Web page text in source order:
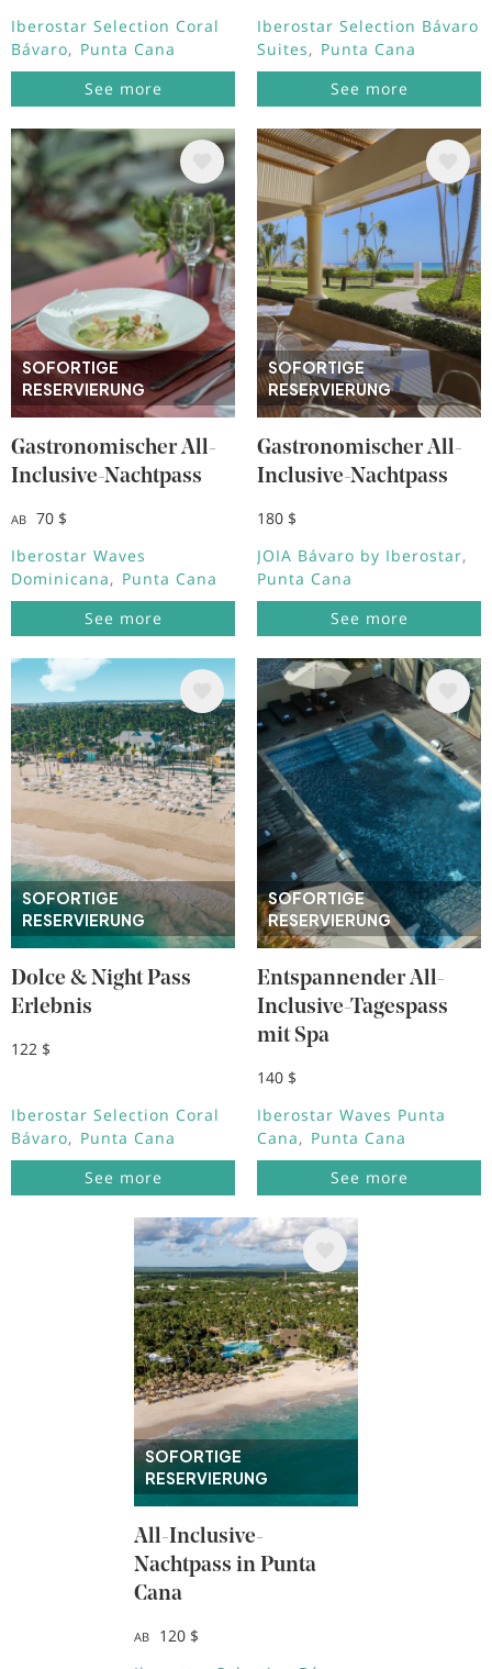
Iberostar Selection Coral
Bávaro
Punta Cana
See more
Iberostar Selection Bávaro
Suites
Punta Cana
See more
SOFORTIGE
RESERVIERUNG
Bild
Gastronomischer All-
Inclusive-Nachtpass
AB
70 $
Iberostar Waves
Dominicana
Punta Cana
See more
SOFORTIGE
RESERVIERUNG
Bild
Gastronomischer All-
Inclusive-Nachtpass
180 $
JOIA Bávaro by Iberostar
Punta Cana
See more
SOFORTIGE
RESERVIERUNG
Bild
Dolce & Night Pass
Erlebnis
122 $
Iberostar Selection Coral
Bávaro
Punta Cana
See more
SOFORTIGE
RESERVIERUNG
Bild
Entspannender All-
Inclusive-Tagespass
mit Spa
140 $
Iberostar Waves Punta
Cana
Punta Cana
See more
SOFORTIGE
RESERVIERUNG
Bild
All-Inclusive-
Nachtpass in Punta
Cana
AB
120 $